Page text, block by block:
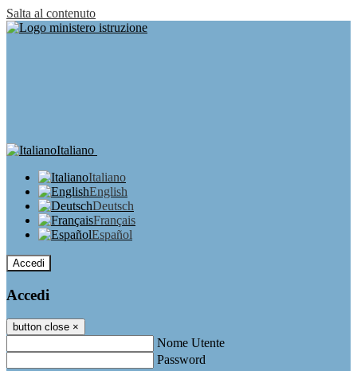
Salta al contenuto
Italiano
Italiano
English
Deutsch
Français
Español
Accedi
Accedi
button close ×
Nome Utente
Password